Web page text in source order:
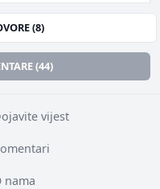
(8)
(44)
vijest
nama